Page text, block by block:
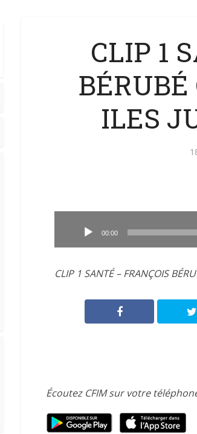
CLIP 1
BÉRUBÉ
ILES
00:00
CLIP 1 SANTÉ – FRANÇOIS
Écoutez CFIM sur votre